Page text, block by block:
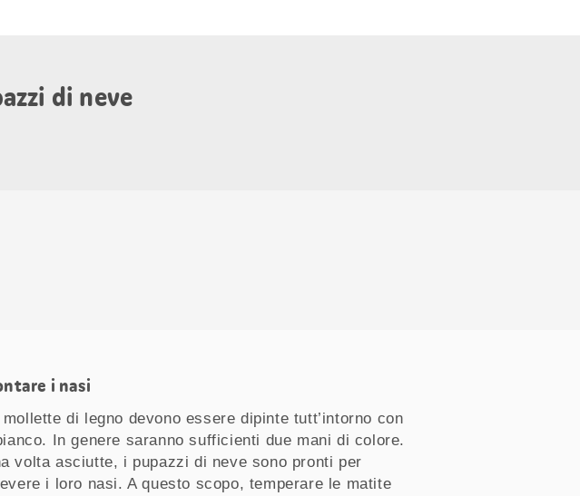
di neve
i nasi
mollette di legno devono essere dipinte tutt’intorno con
In genere saranno sufficienti due mani di colore.
volta asciutte, i pupazzi di neve sono pronti per
i loro nasi. A questo scopo, temperare le matite